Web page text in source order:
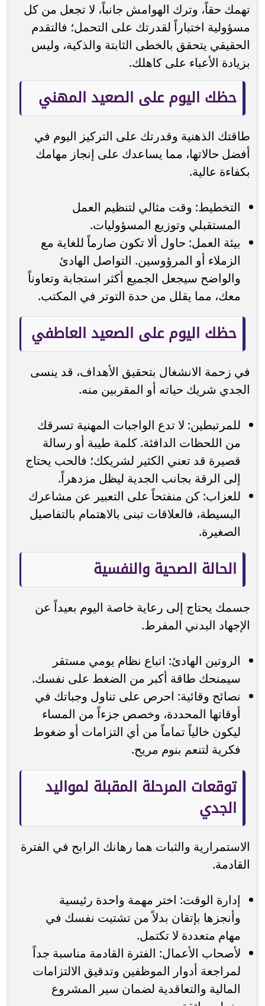
تهمك حقاً، وترك الهوامش جانباً، لا تجعل من كل
مسؤولية اختباراً لقدرتك على التحمل؛ فالتقدم
الحقيقي يتحقق بالخطى الثابتة والذكية، وليس
بزيادة الأعباء على كاهلك.
حظك اليوم على الصعيد المهني
طاقتك الذهنية وقدرتك على التركيز اليوم في
أفضل حالاتها، مما يساعدك على إنجاز مهامك
بكفاءة عالية.
التخطيط: وقت مثالي لتنظيم العمل
المستقبلي وتوزيع المسؤوليات.
بيئة العمل: حاول ألا تكون صارماً للغاية مع
الزملاء أو المرؤوسين. التواصل الهادئ
والواضح سيجعل الجميع أكثر استجابة وتعاوناً
معك، مما يقلل من حدة التوتر في المكتب.
حظك اليوم على الصعيد العاطفي
في زحمة الانشغال بتحقيق الأهداف، قد ينسى
الجدي شريك حياته أو المقربين منه.
للمرتبطين: لا تدع الواجبات المهنية تسرقك
من اللحظات الدافئة. كلمة طيبة أو رسالة
قصيرة قد تعني الكثير لشريكك؛ فالحب يحتاج
إلى الرقة بجانب الجدية ليظل مزدهراً.
للعزاب: كن منفتحاً على التعبير عن مشاعرك
البسيطة، فالعلاقات تبنى بالاهتمام بالتفاصيل
الصغيرة.
الحالة الصحية والنفسية
جسمك يحتاج إلى رعاية خاصة اليوم بعيداً عن
الإجهاد البدني المفرط.
الروتين الهادئ: اتباع نظام يومي مستقر
سيمنحك طاقة أكبر من الضغط على نفسك.
نصائح وقائية: احرص على تناول وجباتك في
أوقاتها المحددة، وخصص جزءاً من المساء
ليكون خالياً تماماً من أي التزامات أو ضغوط
فكرية لتنعم بنوم مريح.
توقعات المرحلة المقبلة لمواليد
الجدي
الاستمرارية والثبات هما رهانك الرابح في الفترة
القادمة.
إدارة الوقت: اختر مهمة واحدة رئيسية
وأنجزها بإتقان بدلاً من تشتيت نفسك في
مهام متعددة لا تكتمل.
لأصحاب الأعمال: الفترة القادمة مناسبة جداً
لمراجعة أدوار الموظفين وتدقيق الالتزامات
المالية والتعاقدية لضمان سير المشروع